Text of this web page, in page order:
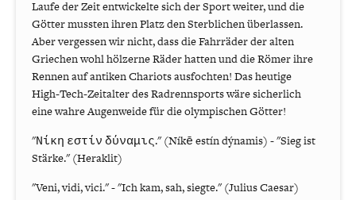
Laufe der Zeit entwickelte sich der Sport weiter, und die
Götter mussten ihren Platz den Sterblichen überlassen.
Aber vergessen wir nicht, dass die Fahrräder der alten
Griechen wohl hölzerne Räder hatten und die Römer ihre
Rennen auf antiken Chariots ausfochten! Das heutige
High-Tech-Zeitalter des Radrennsports wäre sicherlich
eine wahre Augenweide für die olympischen Götter!
"Νίκη εστίν δύναμις." (Níkē estín dýnamis) - "Sieg ist
Stärke." (Heraklit)
"Veni, vidi, vici." - "Ich kam, sah, siegte." (Julius Caesar)